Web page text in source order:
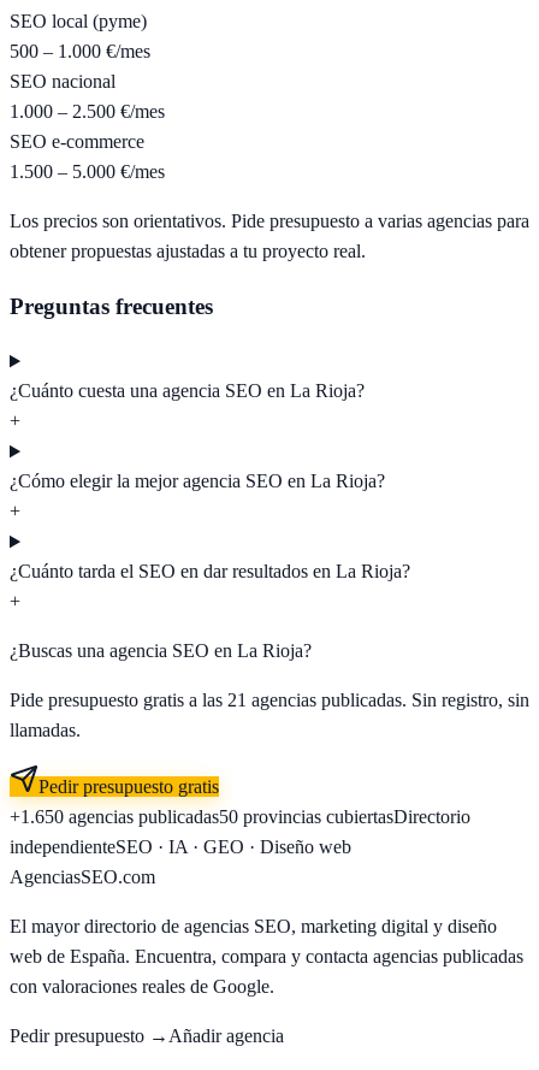
SEO local (pyme)
500 – 1.000 €/mes
SEO nacional
1.000 – 2.500 €/mes
SEO e-commerce
1.500 – 5.000 €/mes
Los precios son orientativos. Pide presupuesto a varias agencias para
obtener propuestas ajustadas a tu proyecto real.
Preguntas frecuentes
¿Cuánto cuesta una agencia SEO en La Rioja?
+
¿Cómo elegir la mejor agencia SEO en La Rioja?
+
¿Cuánto tarda el SEO en dar resultados en La Rioja?
+
¿Buscas una agencia SEO en La Rioja?
Pide presupuesto gratis a las 21 agencias publicadas. Sin registro, sin
llamadas.
Pedir presupuesto gratis
+1.650 agencias publicadas50 provincias cubiertasDirectorio
independienteSEO · IA · GEO · Diseño web
AgenciasSEO.com
El mayor directorio de agencias SEO, marketing digital y diseño
web de España. Encuentra, compara y contacta agencias publicadas
con valoraciones reales de Google.
Pedir presupuesto → Añadir agencia